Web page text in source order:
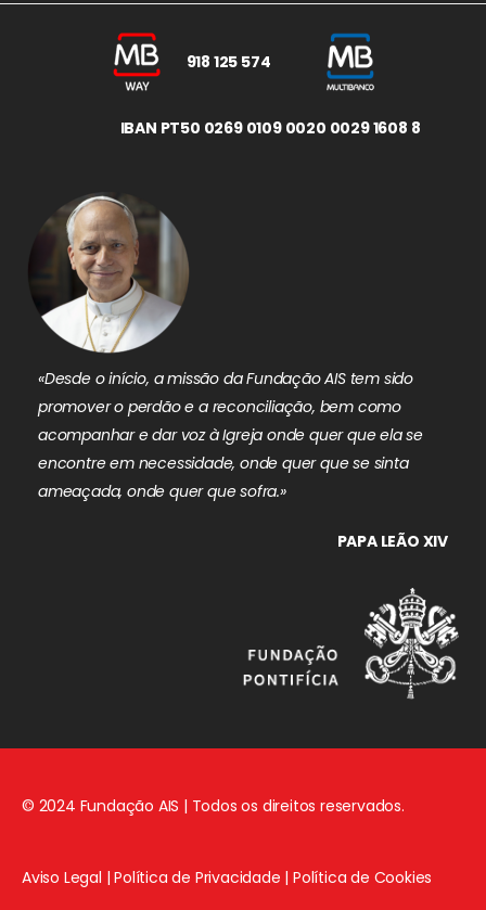
918 125 574
IBAN PT50 0269 0109 0020 0029 1608 8
«Desde o início, a missão da Fundação AIS tem sido
promover o perdão e a reconciliação, bem como
acompanhar e dar voz à Igreja onde quer que ela se
encontre em necessidade, onde quer que se sinta
ameaçada, onde quer que sofra.»
PAPA LEÃO XIV
© 2024 Fundação AIS | Todos os direitos reservados.
Aviso Legal |Política de Privacidade |Política de Cookies